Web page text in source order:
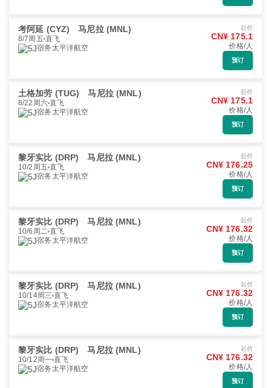
考阿延 (CYZ) 马尼拉 (MNL)
8/7周五 直飞
宿务太平洋航空
起价
CN¥ 175.1
价格/人
预订
土格加劳 (TUG) 马尼拉 (MNL)
8/22周六 直飞
宿务太平洋航空
起价
CN¥ 175.1
价格/人
预订
黎牙实比 (DRP) 马尼拉 (MNL)
10/2周五 直飞
宿务太平洋航空
起价
CN¥ 176.25
价格/人
预订
黎牙实比 (DRP) 马尼拉 (MNL)
10/6周二 直飞
宿务太平洋航空
起价
CN¥ 176.32
价格/人
预订
黎牙实比 (DRP) 马尼拉 (MNL)
10/14周三 直飞
宿务太平洋航空
起价
CN¥ 176.32
价格/人
预订
黎牙实比 (DRP) 马尼拉 (MNL)
10/12周一 直飞
宿务太平洋航空
起价
CN¥ 176.32
价格/人
预订